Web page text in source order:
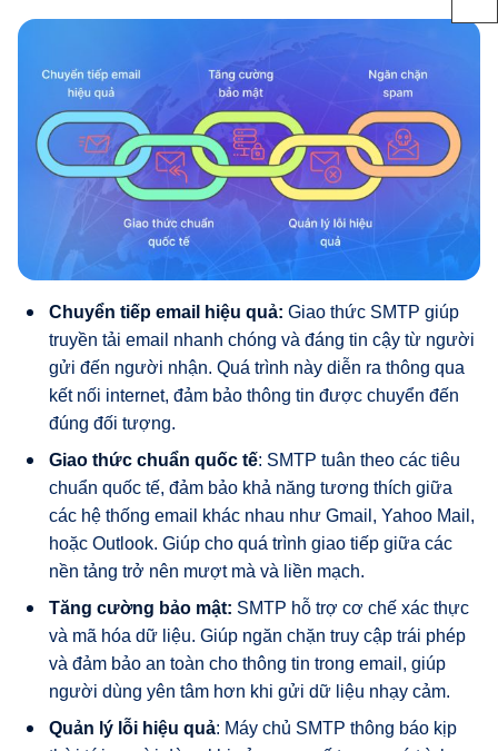
Chuyển tiếp email hiệu quả: Giao thức SMTP giúp
truyền tải email nhanh chóng và đáng tin cậy từ người
gửi đến người nhận. Quá trình này diễn ra thông qua
kết nối internet, đảm bảo thông tin được chuyển đến
đúng đối tượng.
Giao thức chuẩn quốc tế: SMTP tuân theo các tiêu
chuẩn quốc tế, đảm bảo khả năng tương thích giữa
các hệ thống email khác nhau như Gmail, Yahoo Mail,
hoặc Outlook. Giúp cho quá trình giao tiếp giữa các
nền tảng trở nên mượt mà và liền mạch.
Tăng cường bảo mật: SMTP hỗ trợ cơ chế xác thực
và mã hóa dữ liệu. Giúp ngăn chặn truy cập trái phép
và đảm bảo an toàn cho thông tin trong email, giúp
người dùng yên tâm hơn khi gửi dữ liệu nhạy cảm.
Quản lý lỗi hiệu quả: Máy chủ SMTP thông báo kịp